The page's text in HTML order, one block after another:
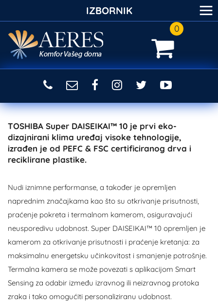
0
TOSHIBA Super DAISEIKAI™ 10 je prvi eko-
dizajnirani klima uređaj visoke tehnologije,
izrađen je od PEFC & FSC certificiranog drva i
reciklirane plastike.
Nudi iznimne performanse, a također je opremljen
naprednim značajkama kao što su otkrivanje prisutnosti,
praćenje pokreta i termalnom kamerom, osiguravajući
neusporedivu udobnost. Super DAISEIKAI™ 10 opremljen je
kamerom za otkrivanje prisutnosti i praćenje kretanja: za
maksimalnu energetsku učinkovitost i smanjenje potrošnje.
Termalna kamera se može povezati s aplikacijom Smart
Sensing za odabir između izravnog ili neizravnog protoka
zraka i tako omogućiti personaliziranu udobnost.
IZBORNIK ≡